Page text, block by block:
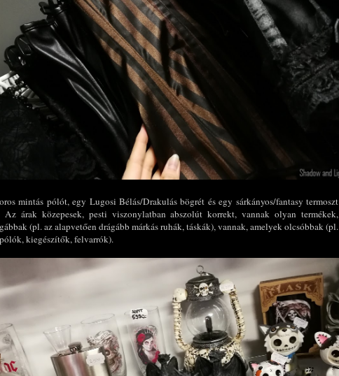
mintás pólót, egy Lugosi Bélás/Drakulás bögrét és egy sárkányos/fantasy termoszt
Az árak közepesek, pesti viszonylatban abszolút korrekt, vannak olyan termékek,
(pl. az alapvetően drágább márkás ruhák, táskák), vannak, amelyek olcsóbbak (pl.
kiegészítők, felvarrók).